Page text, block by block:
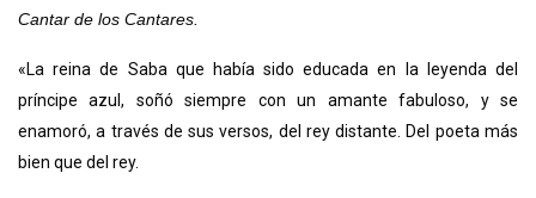
Cantar de los Cantares.
«La reina de Saba que había sido educada en la leyenda del
príncipe azul, soñó siempre con un amante fabuloso, y se
enamoró, a través de sus versos, del rey distante. Del poeta más
bien que del rey.